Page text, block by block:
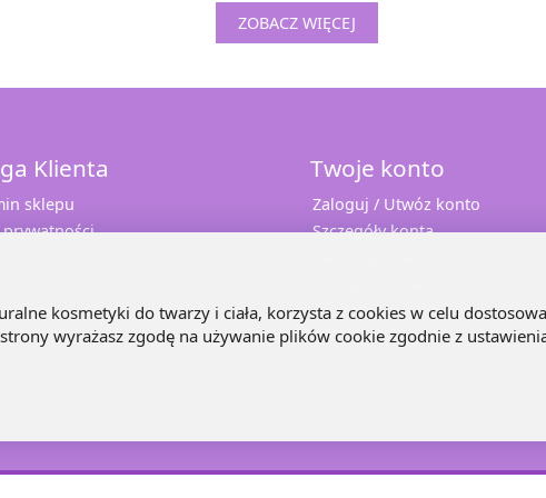
ZOBACZ WIĘCEJ
Klienta
sklepu
10%
opinie
Twoje konto
Zaloguj / Utwóz konto
Szczegóły konta
kosmetyki do twarzy i ciała, korzysta z cookies w celu
wyrażasz zgodę na używanie plików cookie zgodnie z